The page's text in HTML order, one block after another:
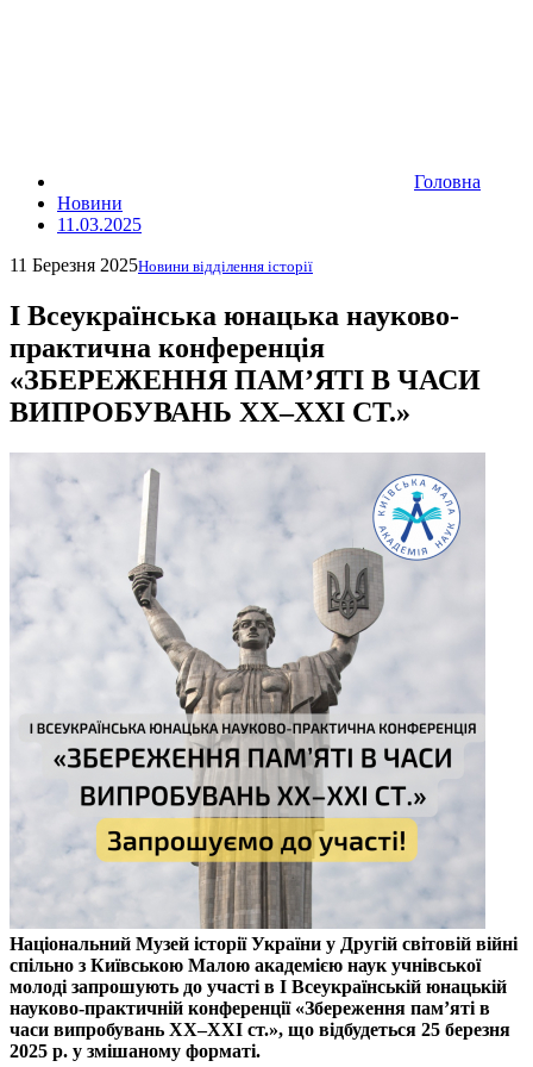
Головна
Новини
11.03.2025
11 Березня 2025Новини відділення історії
І Всеукраїнська юнацька науково-
практична конференція
«ЗБЕРЕЖЕННЯ ПАМ’ЯТІ В ЧАСИ
ВИПРОБУВАНЬ XX–XXI СТ.»
Національний Музей історії України у Другій світовій війні
спільно з Київською Малою академією наук учнівської
молоді запрошують до участі в I Всеукраїнській юнацькій
науково-практичній конференції «Збереження пам’яті в
часи випробувань XX–XXI ст.», що відбудеться 25 березня
2025 р. у змішаному форматі.